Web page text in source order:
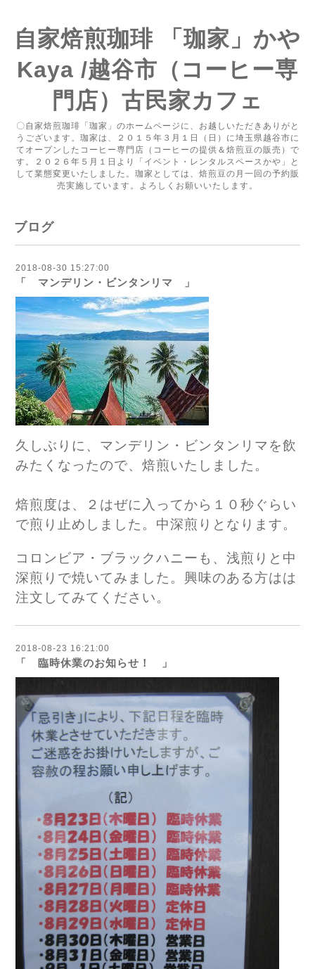
自家焙煎珈琲 「珈家」かや
Kaya /越谷市（コーヒー専
門店）古民家カフェ
〇自家焙煎珈琲「珈家」のホームページに、お越しいただきありがと
うございます。珈家は、２０１５年３月１日（日）に埼玉県越谷市に
てオープンしたコーヒー専門店（コーヒーの提供＆焙煎豆の販売）で
す。２０２６年５月１日より「イベント・レンタルスペースかや」と
して業態変更いたしました。珈家としては、焙煎豆の月一回の予約販
売実施しています。よろしくお願いいたします。
ブログ
2018-08-30 15:27:00
「 マンデリン・ビンタンリマ 」
久しぶりに、マンデリン・ビンタンリマを飲
みたくなったので、焙煎いたしました。
焙煎度は、２はぜに入ってから１０秒ぐらい
で煎り止めしました。中深煎りとなります。
コロンビア・ブラックハニーも、浅煎りと中
深煎りで焼いてみました。興味のある方はは
注文してみてください。
2018-08-23 16:21:00
「 臨時休業のお知らせ！ 」